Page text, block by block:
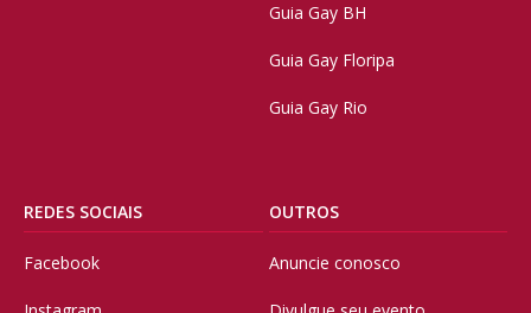
Guia Gay BH
Guia Gay Floripa
Guia Gay Rio
REDES SOCIAIS
Facebook
OUTROS
Anuncie conosco